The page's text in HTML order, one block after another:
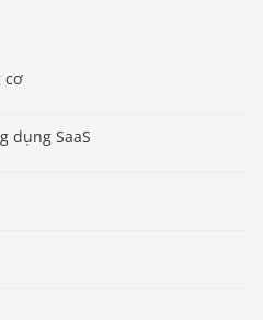
cơ
dụng SaaS